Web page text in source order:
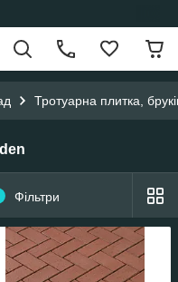
Тротуарна плитка,
Фільтри